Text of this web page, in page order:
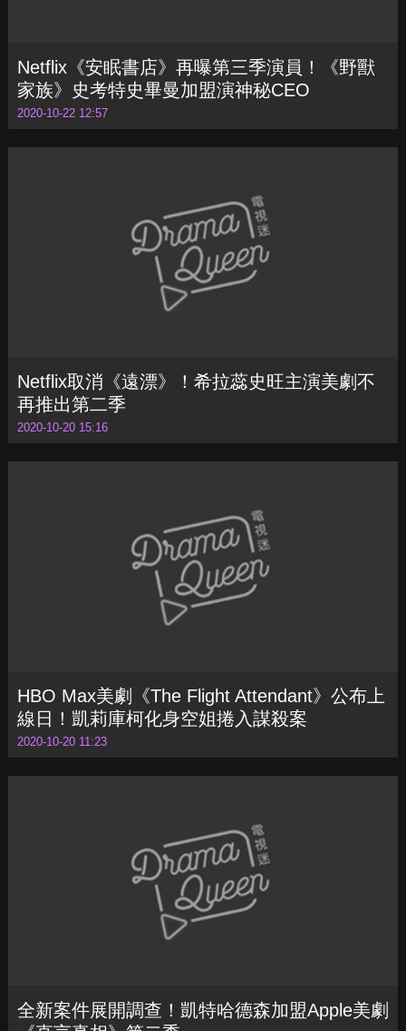
Netflix《安眠書店》再曝第三季演員！《野獸
家族》史考特史畢曼加盟演神秘CEO
2020-10-22 12:57
Netflix取消《遠漂》！希拉蕊史旺主演美劇不
再推出第二季
2020-10-20 15:16
HBO Max美劇《The Flight Attendant》公布上
線日！凱莉庫柯化身空姐捲入謀殺案
2020-10-20 11:23
全新案件展開調查！凱特哈德森加盟Apple美劇